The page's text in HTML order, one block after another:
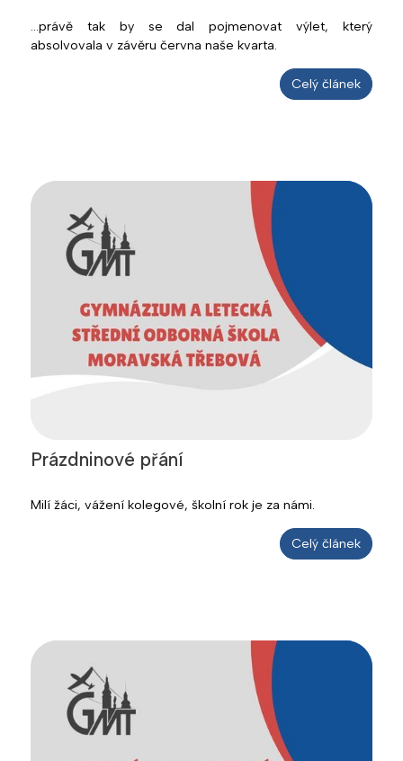
...právě tak by se dal pojmenovat výlet, který
absolvovala v závěru června naše kvarta.
Celý článek
Prázdninové přání
Milí žáci, vážení kolegové, školní rok je za námi.
Celý článek